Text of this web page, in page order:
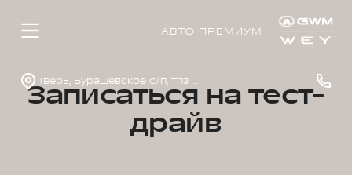
АВТО ПРЕМИУМ
Тверь, Бурашевское с/п, тпз Боровлево-1, стр. 4
Записаться на тест-
драйв